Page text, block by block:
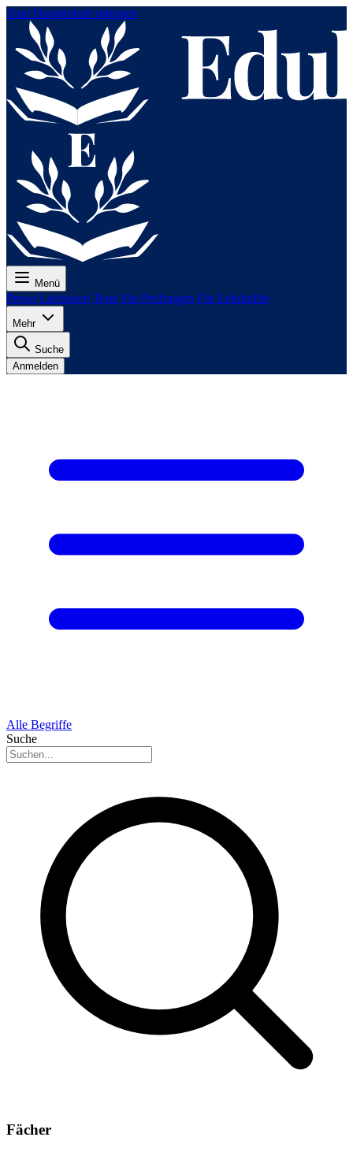
Zum Hauptinhalt springen
Menü
Preise Lektionen Tests Für Prüfungen Für Lehrkräfte
Mehr
Suche
Anmelden
Alle Begriffe
Suche
Fächer